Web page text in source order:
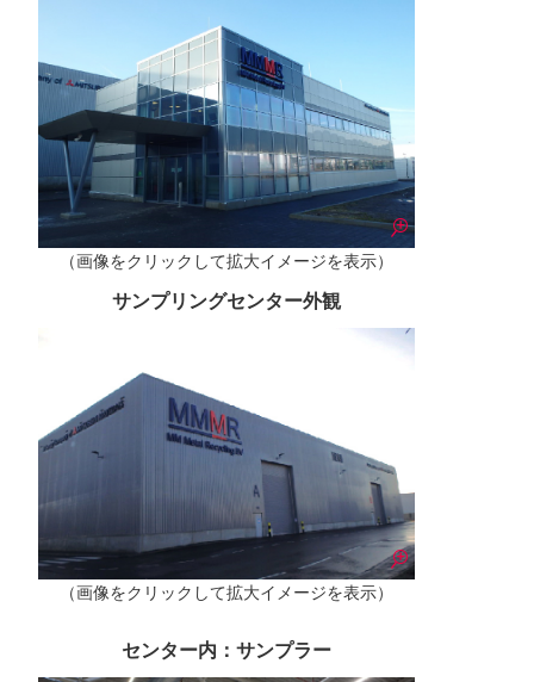
（画像をクリックして拡大イメージを表示）
サンプリングセンター外観
（画像をクリックして拡大イメージを表示）
センター内：サンプラー